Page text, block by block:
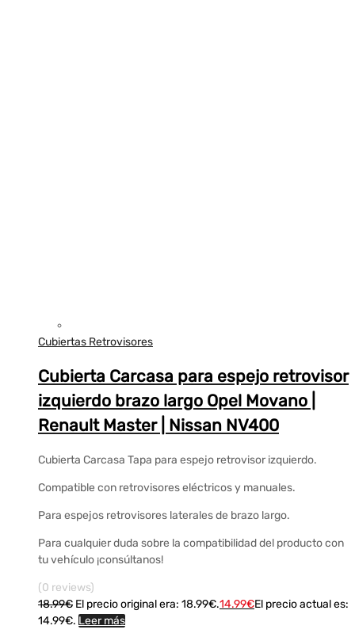
Cubiertas Retrovisores
Cubierta Carcasa para espejo retrovisor
izquierdo brazo largo Opel Movano |
Renault Master | Nissan NV400
Cubierta Carcasa Tapa para espejo retrovisor izquierdo.
Compatible con retrovisores eléctricos y manuales.
Para espejos retrovisores laterales de brazo largo.
Para cualquier duda sobre la compatibilidad del producto con
tu vehículo ¡consúltanos!
(0 reviews)
18.99€ El precio original era: 18.99€.14.99€El precio actual es:
14.99€. Leer más